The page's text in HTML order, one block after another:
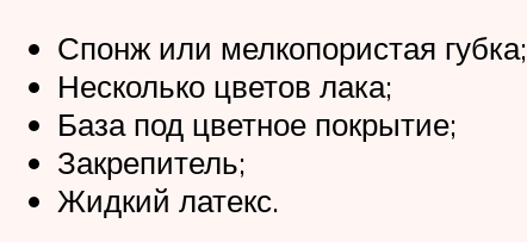
Спонж или мелкопористая губка;
Несколько цветов лака;
База под цветное покрытие;
Закрепитель;
Жидкий латекс.